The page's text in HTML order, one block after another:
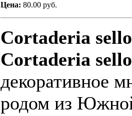
Цена: 80.00 руб.
Cortaderia
Cortaderia
декоративное
родом из